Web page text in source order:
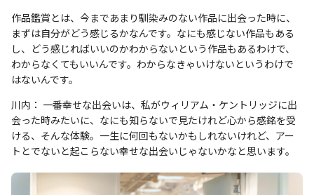
作品鑑賞とは、今まであまり馴染みのない作品に出会った時に、
まずは自分がどう感じるかなんです。なにも感じない作品もある
し、どう感じればいいのかわからないという作品もあるわけで、
わからなくてもいいんです。わからなきゃいけないというわけで
はないんです。
川内： 一番幸せな出会いは、私がウィリアム・ケントリッジに出
会った時みたいに、なにも知らないで見たけれど心から感銘を受
ける、そんな体験。一生に何回もないかもしれないけれど、アー
トとでないと起こらない幸せな出会いじゃないかなと思います。